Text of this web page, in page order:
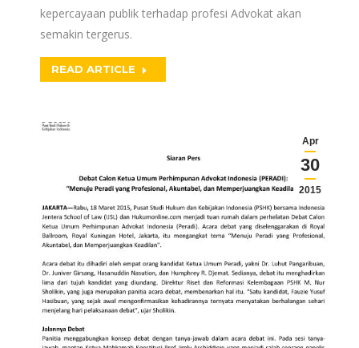
kepercayaan publik terhadap profesi Advokat akan
semakin tergerus.
READ ARTICLE
Apr
30
2015